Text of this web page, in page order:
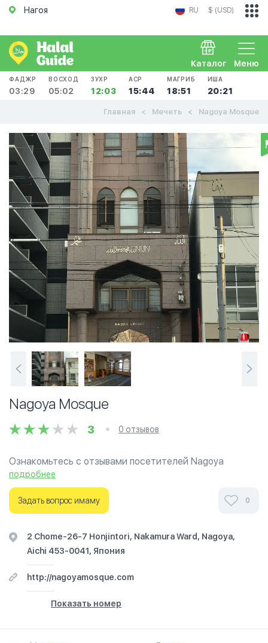
Нагоя RU $ (USD)
Меню
Каталог
ФАДЖР
03:29
ВОСХОД
05:02
ЗУХР
12:03
АСР
15:44
МАГРИБ
18:51
ИША
20:21
Главная Мечеть Nagoya Mosque
Nagoya Mosque
3 0 отзывов
Ознакомьтесь с отзывами посетителей Nagoya
Mosque в г.Нагоя на фотографиях и узнайте о часах
работы. Ваше духовное путешествие начинается
здесь.
подробнее
Задать вопрос имаму 0
2 Chome-26-7 Honjintori, Nakamura Ward, Nagoya,
Aichi 453-0041, Япония
http://nagoyamosque.com
Показать номер